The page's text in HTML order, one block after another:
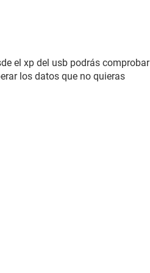
el xp del usb podrás comprobar
los datos que no quieras